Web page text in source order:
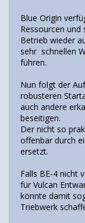
Blue Origin
Ressourcen
Betrieb wieder
sehr schnellen
führen.
Nun folgt der
robusteren
auch andere
beseitigen.
Der nicht so
offenbar durch
ersetzt.
Falls BE-4 nicht
für Vulcan
könnte damit
Triebwerk